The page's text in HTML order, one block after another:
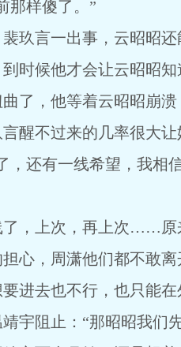
那样傻了。”
玖言一出事，云昭昭
时候他才会让云昭昭知
了，他等着云昭昭崩
醒不过来的几率很大
，还有一线希望，我相
，上次，再上次……原
心，周潇他们都不敢
进去也不行，也只能在
宇阻止：“那昭昭我们